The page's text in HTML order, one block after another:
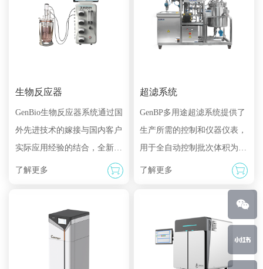
生物反应器
GenBio生物反应器系统通过国
外先进技术的嫁接与国内客户
实际应用经验的结合，全新优
化设计，产品致力于获得最佳
罐包括标准配置的单罐GenBio
A型、0/S架构的双罐GenBio B
了解更多
超滤系统
GenBP多用途超滤系统提供了
生产所需的控制和仪器仪表，
用于全自动控制批次体积为
5L至10,000L的UF和DF生产
积小，可支持面积为0.1m2至
56m2的膜包及中空纤维柱。
有许多标准化的选项可供选
择，以确保该系统完全满足每
了解更多